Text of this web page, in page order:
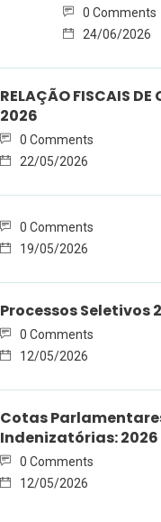
0 Comments
24/06/2026
RELAÇÃO FISCAIS DE
2026
0 Comments
22/05/2026
0 Comments
19/05/2026
Processos Seletivos
0 Comments
12/05/2026
Cotas
Indenizatórias: 2026
0 Comments
12/05/2026